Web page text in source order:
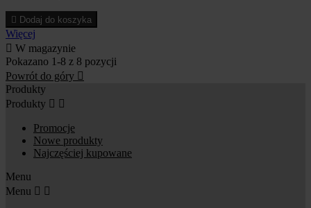
 Dodaj do koszyka
Więcej
 W magazynie
Pokazano 1-8 z 8 pozycji
Powrót do góry 
Produkty
Produkty  
Promocje
Nowe produkty
Najczęściej kupowane
Menu
Menu  